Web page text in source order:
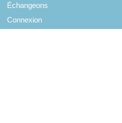
Échangeons
Connexion